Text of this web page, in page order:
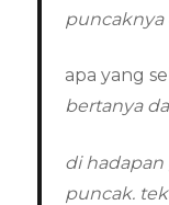
puncaknya
apa yang
bertanya
di hadapan
puncak.